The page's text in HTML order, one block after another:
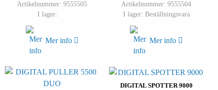
Artikelnummer: 9555505
I lager:
Mer info
Artikelnummer: 9555504
I lager: Beställningsvara
Mer info
DIGITAL SPOTTER 9000